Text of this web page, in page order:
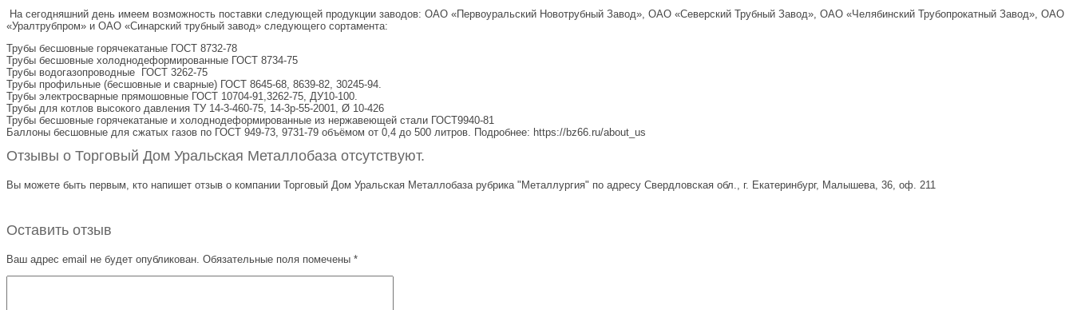
На сегодняшний день имеем возможность поставки следующей продукции заводов: ОАО «Первоуральский Новотрубный Завод», ОАО «Северский Трубный Завод», ОАО «Челябинский Трубопрокатный Завод», ОАО
«Уралтрубпром» и ОАО «Синарский трубный завод» следующего сортамента:
Трубы бесшовные горячекатаные ГОСТ 8732-78
Трубы бесшовные холоднодеформированные ГОСТ 8734-75
Трубы водогазопроводные ГОСТ 3262-75
Трубы профильные (бесшовные и сварные) ГОСТ 8645-68, 8639-82, 30245-94.
Трубы электросварные прямошовные ГОСТ 10704-91,3262-75, ДУ10-100.
Трубы для котлов высокого давления ТУ 14-3-460-75, 14-3р-55-2001, Ø 10-426
Трубы бесшовные горячекатаные и холоднодеформированные из нержавеющей стали ГОСТ9940-81
Баллоны бесшовные для сжатых газов по ГОСТ 949-73, 9731-79 объёмом от 0,4 до 500 литров. Подробнее: https://bz66.ru/about_us
Отзывы о Торговый Дом Уральская Металлобаза отсутствуют.
Вы можете быть первым, кто напишет отзыв о компании Торговый Дом Уральская Металлобаза рубрика "Металлургия" по адресу Свердловская обл., г. Екатеринбург, Малышева, 36, оф. 211
Оставить отзыв
Ваш адрес email не будет опубликован. Обязательные поля помечены *